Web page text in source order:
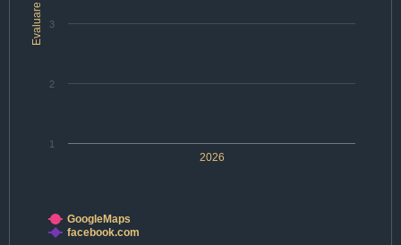
Evaluare
2026
1
2
3
GoogleMaps
facebook.com